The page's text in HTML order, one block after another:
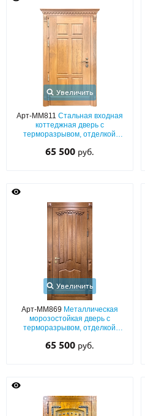
Увеличить
Арт-ММ811 Стальная входная
коттеджная дверь с
терморазрывом, отделкой
65 500 руб.
Увеличить
Арт-ММ869 Металлическая
морозостойкая дверь с
терморазрывом, отделкой
65 500 руб.